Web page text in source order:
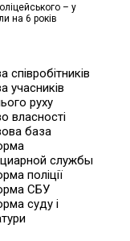
– у
на 6 років
співробітників
учасників
руху
власності
база
службы
поліції
СБУ
суду і